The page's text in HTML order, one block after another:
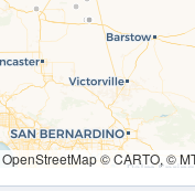
© CARTO, ©